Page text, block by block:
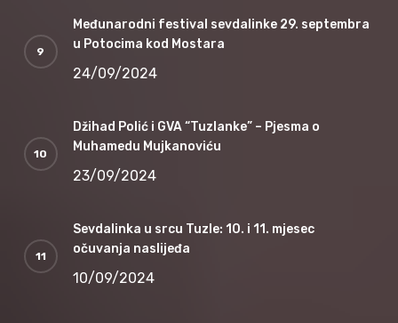
Međunarodni festival sevdalinke 29. septembra
u Potocima kod Mostara
24/09/2024
Džihad Polić i GVA “Tuzlanke” – Pjesma o
Muhamedu Mujkanoviću
23/09/2024
Sevdalinka u srcu Tuzle: 10. i 11. mjesec
očuvanja naslijeđa
10/09/2024